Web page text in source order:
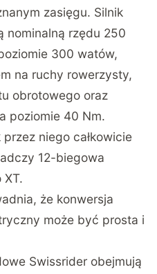
zasięgu. Silnik
nominalną rzędu 250
300 watów,
na ruchy rowerzysty,
obrotowego oraz
poziomie 40 Nm.
niego całkowicie
12-biegowa
XT.
że konwersja
może być prosta i
Swissrider obejmują